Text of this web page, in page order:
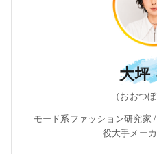
大坪
（おおつ
モード系ファッション研究家
役大手メー